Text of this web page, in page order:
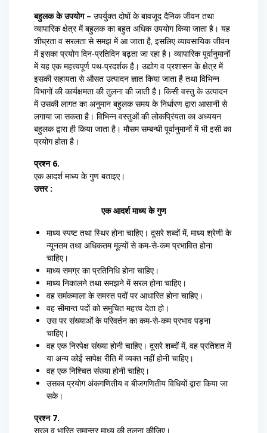
बहुलक के उपयोग – उपर्युक्त दोषों के बावजूद दैनिक जीवन तथा
व्यापारिक क्षेत्र में बहुलक का बहुत अधिक उपयोग किया जाता है। यह
शीघ्रता व सरलता से समझ में आ जाता है, इसलिए व्यावसायिक जीवन
में इसका प्रयोग दिन-प्रतिदिन बढ़ता जा रहा है। व्यापारिक पूर्वानुमानों
में यह एक महत्त्वपूर्ण पथ-प्रदर्शक है। उद्योग व प्रशासन के क्षेत्र में
इसकी सहायता से औसत उत्पादन ज्ञात किया जाता है तथा विभिन्न
विभागों की कार्यक्षमता की तुलना की जाती है। किसी वस्तु के उत्पादन
में उसकी लागत का अनुमान बहुलक समय के निर्धारण द्वारा आसानी से
लगाया जा सकता है। विभिन्न वस्तुओं की लोकप्रिंयता का अध्ययन
बहुलक द्वारा ही किया जाता है। मौसम सम्बन्धी पूर्वानुमानों में भी इसी का
प्रयोग होता है।
प्रश्न 6.
एक आदर्श माध्य के गुण बताइए।
उत्तर :
एक आदर्श माध्य के गुण
माध्य स्पष्ट तथा स्थिर होना चाहिए। दूसरे शब्दों में, माध्य श्रेणी के
न्यूनतम तथा अधिकतम मूल्यों से कम-से-कम प्रभावित होना
चाहिए।
माध्य समग्र का प्रतिनिधि होना चाहिए।
माध्य निकालने तथा समझने में सरल होना चाहिए।
वह समंकमाला के समस्त पदों पर आधारित होना चाहिए।
वह सीमान्त पदों को समुचित महत्त्व देता हो।
उस पर संख्याओं के परिवर्तन का कम-से-कम प्रभाव पड़ना
चाहिए।
वह एक निरपेक्ष संख्या होनी चाहिए। दूसरे शब्दों में, वह प्रतिशत में
या अन्य कोई सापेक्ष रीति में व्यक्त नहीं होनी चाहिए।
वह एक निश्चित संख्या होनी चाहिए।
उसका प्रयोग अंकगणितीय व बीजगणितीय विधियों द्वारा किया जा
सके।
प्रश्न 7.
सरल व भारित समान्तर माध्य की तुलना कीजिए।